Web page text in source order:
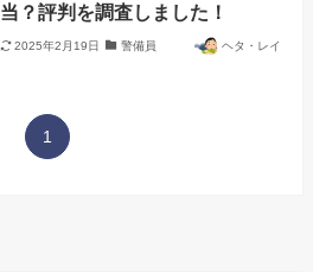
当？評判を調査しました！
2025年2月19日 警備員 ヘタ・レイ
1